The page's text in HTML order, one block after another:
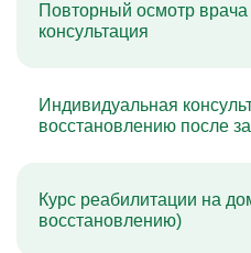
Повторный осмотр врача
консультация
Индивидуальная
восстановлению после
Курс реабилитации на
восстановлению)